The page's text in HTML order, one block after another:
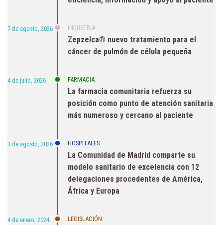
7 de agosto, 2026 INDUSTRIA
Zepzelca® nuevo tratamiento para el
cáncer de pulmón de célula pequeña
4 de julio, 2026 FARMACIA
La farmacia comunitaria refuerza su
posición como punto de atención sanitaria
más numeroso y cercano al paciente
3 de agosto, 2026 HOSPITALES
La Comunidad de Madrid comparte su
modelo sanitario de excelencia con 12
delegaciones procedentes de América,
África y Europa
4 de enero, 2024 LEGISLACIÓN